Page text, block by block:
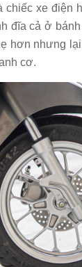
chiếc xe điện
đĩa cả ở
hơn nhưng
cơ.